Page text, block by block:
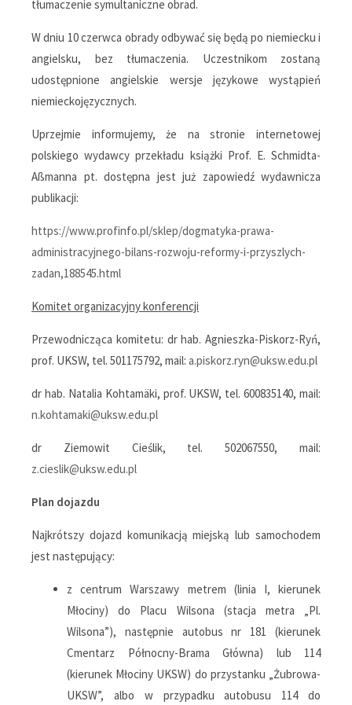
tłumaczenie symultaniczne obrad.
W dniu 10 czerwca obrady odbywać się będą po niemiecku i
angielsku, bez tłumaczenia. Uczestnikom zostaną
udostępnione angielskie wersje językowe wystąpień
niemieckojęzycznych.
Uprzejmie informujemy, że na stronie internetowej
polskiego wydawcy przekładu książki Prof. E. Schmidta-
Aßmanna pt. dostępna jest już zapowiedź wydawnicza
publikacji:
https://www.profinfo.pl/sklep/dogmatyka-prawa-
administracyjnego-bilans-rozwoju-reformy-i-przyszlych-
zadan,188545.html
Komitet organizacyjny konferencji
Przewodnicząca komitetu: dr hab. Agnieszka-Piskorz-Ryń,
prof. UKSW, tel. 501175792, mail: a.piskorz.ryn@uksw.edu.pl
dr hab. Natalia Kohtamäki, prof. UKSW, tel. 600835140, mail:
n.kohtamaki@uksw.edu.pl
dr Ziemowit Cieślik, tel. 502067550, mail:
z.cieslik@uksw.edu.pl
Plan dojazdu
Najkrótszy dojazd komunikacją miejską lub samochodem
jest następujący:
z centrum Warszawy metrem (linia I, kierunek
Młociny) do Placu Wilsona (stacja metra „Pl.
Wilsona”), następnie autobus nr 181 (kierunek
Cmentarz Północny-Brama Główna) lub 114
(kierunek Młociny UKSW) do przystanku „Żubrowa-
UKSW”, albo w przypadku autobusu 114 do